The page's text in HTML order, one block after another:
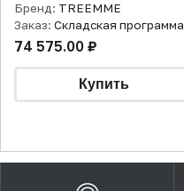
Бренд: TREEMME
Заказ: Складская программа
74 575.00 ₽